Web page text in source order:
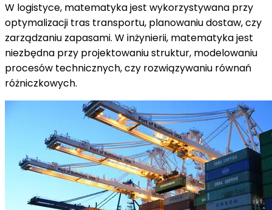
W logistyce, matematyka jest wykorzystywana przy
optymalizacji tras transportu, planowaniu dostaw, czy
zarządzaniu zapasami. W inżynierii, matematyka jest
niezbędna przy projektowaniu struktur, modelowaniu
procesów technicznych, czy rozwiązywaniu równań
różniczkowych.